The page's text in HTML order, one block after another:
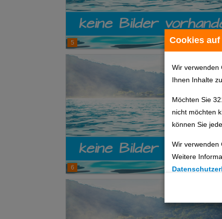
Cookies auf
Wir verwenden
Ihnen Inhalte
Möchten Sie
nicht möchten
können Sie
Wir verwenden
Weitere
Technische
5
6